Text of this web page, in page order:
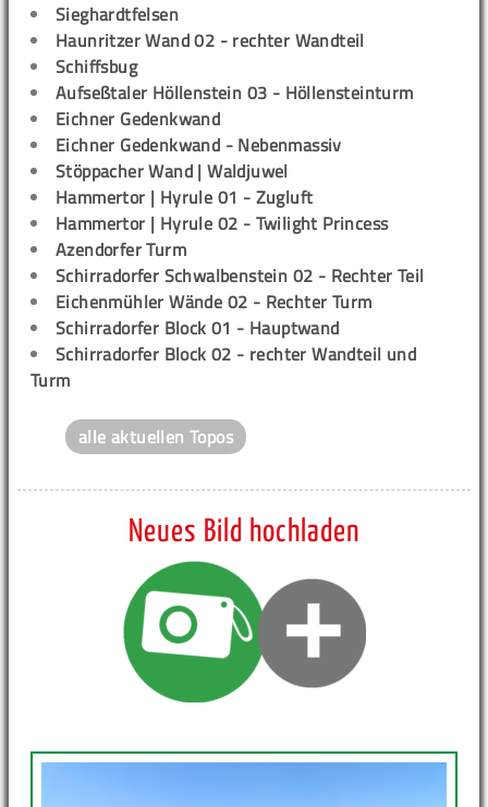
Sieghardtfelsen
Haunritzer Wand 02 - rechter Wandteil
Schiffsbug
Aufseßtaler Höllenstein 03 - Höllensteinturm
Eichner Gedenkwand
Eichner Gedenkwand - Nebenmassiv
Stöppacher Wand | Waldjuwel
Hammertor | Hyrule 01 - Zugluft
Hammertor | Hyrule 02 - Twilight Princess
Azendorfer Turm
Schirradorfer Schwalbenstein 02 - Rechter Teil
Eichenmühler Wände 02 - Rechter Turm
Schirradorfer Block 01 - Hauptwand
Schirradorfer Block 02 - rechter Wandteil und
Turm
alle aktuellen Topos
Neues Bild hochladen